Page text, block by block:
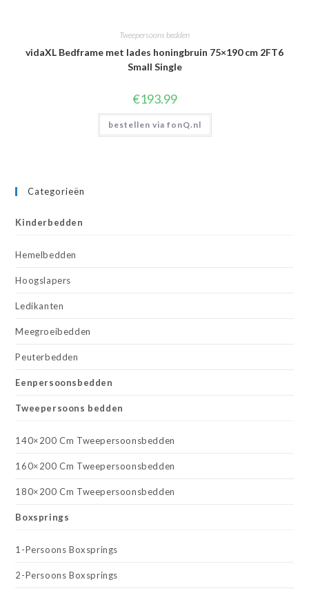
Tweepersoons bedden
vidaXL Bedframe met lades honingbruin 75×190 cm 2FT6
Small Single
€193.99
bestellen via fonQ.nl
Categorieën
Kinderbedden
Hemelbedden
Hoogslapers
Ledikanten
Meegroeibedden
Peuterbedden
Eenpersoonsbedden
Tweepersoons bedden
140×200 Cm Tweepersoonsbedden
160×200 Cm Tweepersoonsbedden
180×200 Cm Tweepersoonsbedden
Boxsprings
1-Persoons Boxsprings
2-Persoons Boxsprings